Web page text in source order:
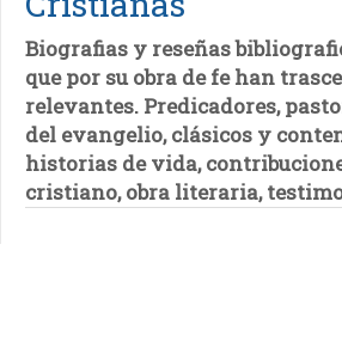
Biografias y reseñas
que por su obra de fe han
relevantes. Predicadores,
del evangelio, clásicos y
historias de vida,
cristiano, obra literaria,